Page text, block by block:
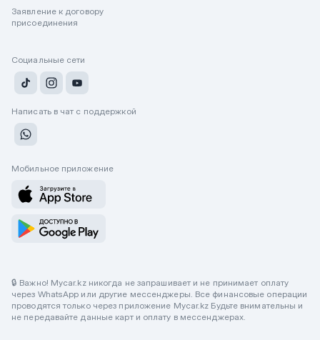
Заявление к договору
присоединения
Социальные сети
Написать в чат с поддержкой
Мобильное приложение
🔒 Важно! Mycar.kz никогда не запрашивает и не принимает оплату
через WhatsApp или другие мессенджеры. Все финансовые операции
проводятся только через приложение Mycar.kz Будьте внимательны и
не передавайте данные карт и оплату в мессенджерах.